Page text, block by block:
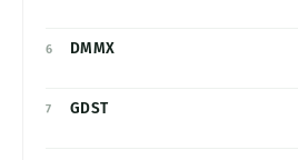
6 DMMX
7 GDST